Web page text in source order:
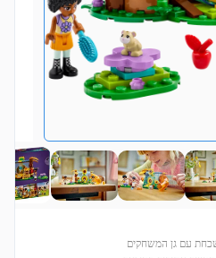
עם גן המשחקים